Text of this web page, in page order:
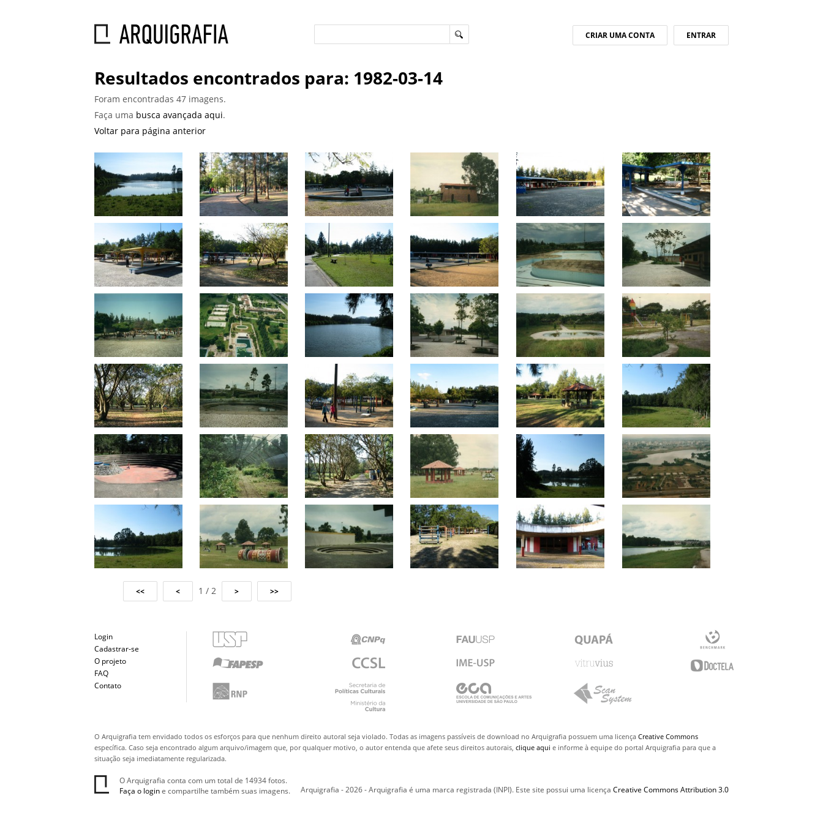
ENTRAR
CRIAR UMA CONTA
Resultados encontrados para: 1982-03-14
Foram encontradas 47 imagens.
Faça uma busca avançada aqui.
Voltar para página anterior
1 / 2
Login
Cadastrar-se
O projeto
FAQ
Contato
O Arquigrafia tem envidado todos os esforços para que nenhum direito autoral seja violado. Todas as imagens passíveis de download no Arquigrafia possuem uma licençaCreative Commons
específica. Caso seja encontrado algum arquivo/imagem que, por qualquer motivo, o autor entenda que afete seus direitos autorais,clique aqui e informe à equipe do portal Arquigrafia para que a
situação seja imediatamente regularizada.
O Arquigrafia conta com um total de 14934 fotos.
Faça o logine compartilhe também suas imagens. Arquigrafia - 2026 - Arquigrafia é uma marca registrada (INPI). Este site possui uma licença Creative Commons Attribution 3.0